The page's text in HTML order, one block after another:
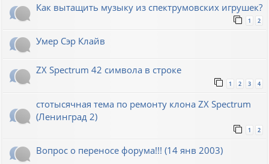
Как вытащить музыку из спектрумовских игрушек?
1 2
Умер Сэр Клайв
ZX Spectrum 42 символа в строке
1 2 3 4
стотысячная тема по ремонту клона ZX Spectrum
(Ленинград 2)
1 2
Вопрос о переносе форума!!! (14 янв 2003)